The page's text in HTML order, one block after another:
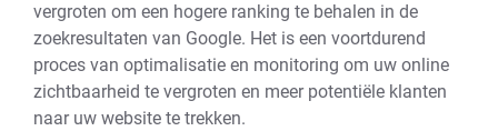
vergroten om een hogere ranking te behalen in de
zoekresultaten van Google. Het is een voortdurend
proces van optimalisatie en monitoring om uw online
zichtbaarheid te vergroten en meer potentiële klanten
naar uw website te trekken.